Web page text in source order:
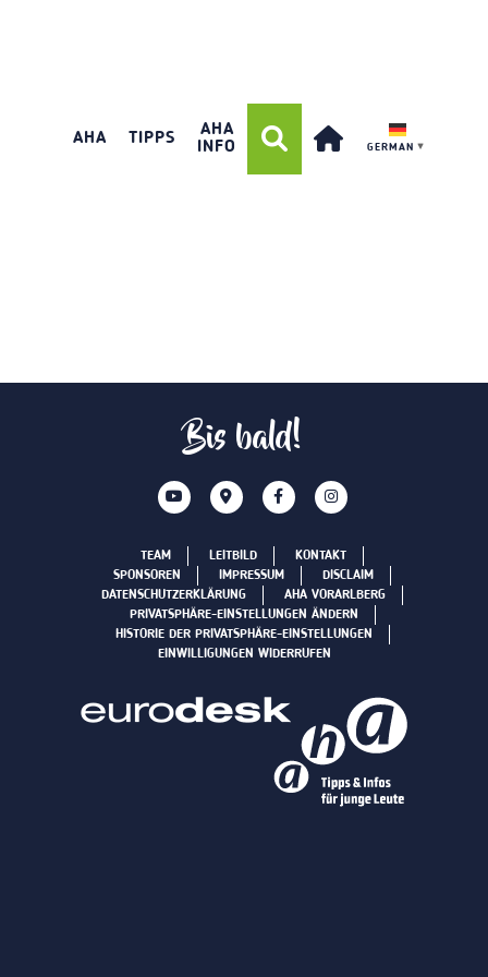
AHA TIPPS
AHA
INFO
GERMAN ▼
Bis bald!
TEAM LEITBILD
KONTAKT
SPONSOREN
IMPRESSUM
DISCLAIM
DATENSCHUTZERKLÄRUNG
AHA VORARLBERG
PRIVATSPHÄRE-EINSTELLUNGEN ÄNDERN
HISTORIE DER PRIVATSPHÄRE-EINSTELLUNGEN
EINWILLIGUNGEN WIDERRUFEN